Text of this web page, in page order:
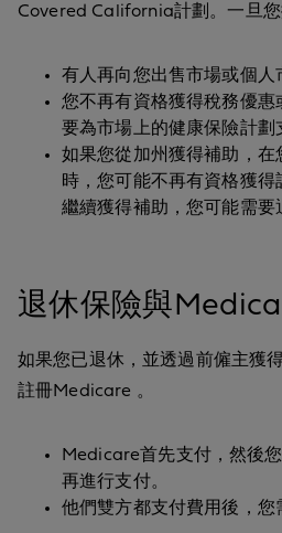
Covered California計劃。一旦您
有人再向您出售市場或個人
您不再有資格獲得稅務優
要為市場上的健康保險計劃
如果您從加州獲得補助，
時，您可能不再有資格獲得
繼續獲得補助，您可能需要
退休保險與
如果您已退休，並透過前僱主獲
註冊Medicare 。
Medicare首先支付，然後
再進行支付。
他們雙方都支付費用後，您